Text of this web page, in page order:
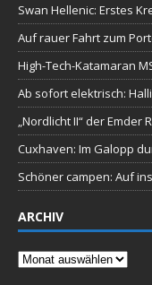
Swan Hellenic: Erstes
Auf rauer Fahrt zum
High-Tech-Katamaran
Ab sofort elektrisch:
„Nordlicht II“ der Emder
Cuxhaven: Im Galopp
Schöner campen: Auf
ARCHIV
Archiv